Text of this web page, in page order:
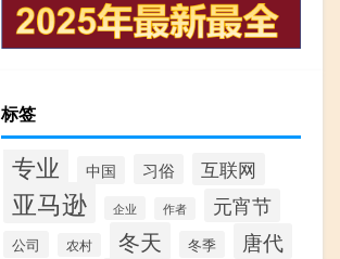
标签
专业 中国 习俗 互联网
亚马逊 企业 作者 元宵节
公司 农村 冬天 冬季 唐代